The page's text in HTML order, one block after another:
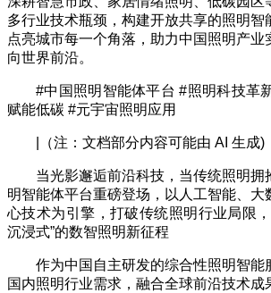
多行业技术瓶颈，构建开放共享的照明智
点亮城市每一个角落，助力中国照明产业
向世界前沿。
#中国照明智能体平台 #照明科技革
赋能低碳 #元宇宙照明应用
|（注：文档部分内容可能由 AI 生成)
当光影邂逅前沿科技，当传统照明拥
明智能体平台重磅登场，以人工智能、大
心技术为引擎，打破传统照明行业局限，
沉浸式”的数智照明新征程
作为中国自主研发的综合性照明智能
国内照明行业需求，融合全球前沿技术成